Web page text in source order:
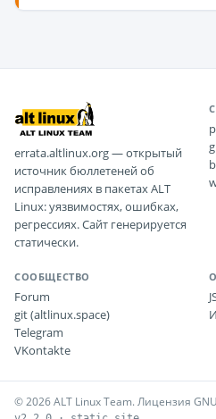
errata.altlinux.org — открытый
источник бюллетеней об
исправлениях в пакетах ALT
Linux: уязвимостях, ошибках,
регрессиях. Сайт генерируется
статически.
СООБЩЕСТВО
Forum
git (altlinux.space)
Telegram
VKontakte
© 2026 ALT Linux Team. Лицензия